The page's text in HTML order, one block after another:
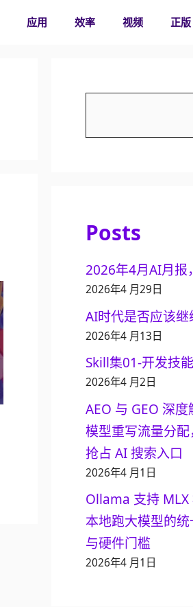
应用 效率 视频 正版
Posts
2026年4月AI月报
2026年4 月29日
AI时代是否应该继
2026年4 月13日
Skill集01-开发技
2026年4 月2日
AEO 与 GEO 深
模型重写流量分
抢占 AI 搜索入口
2026年4 月1日
Ollama 支持
本地跑大模型的
与硬件门槛
2026年4 月1日